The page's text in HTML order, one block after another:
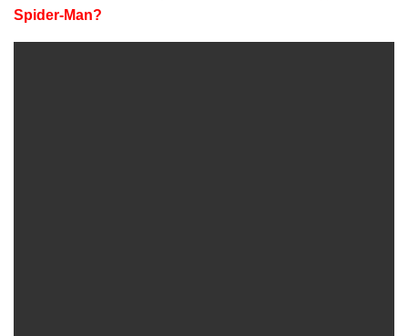
Spider-Man?